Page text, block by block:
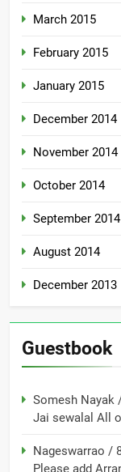
March 2015
February 2015
January 2015
December 2014
November 2014
October 2014
September 2014
August 2014
December 2013
Guestbook
Somesh Nayak
Jai sewalal All
Nageswarrao /
Please add